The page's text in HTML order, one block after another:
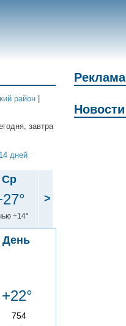
район
завтра
дней
День
+22°
754
Ср
+14°
>
Реклама
Новости